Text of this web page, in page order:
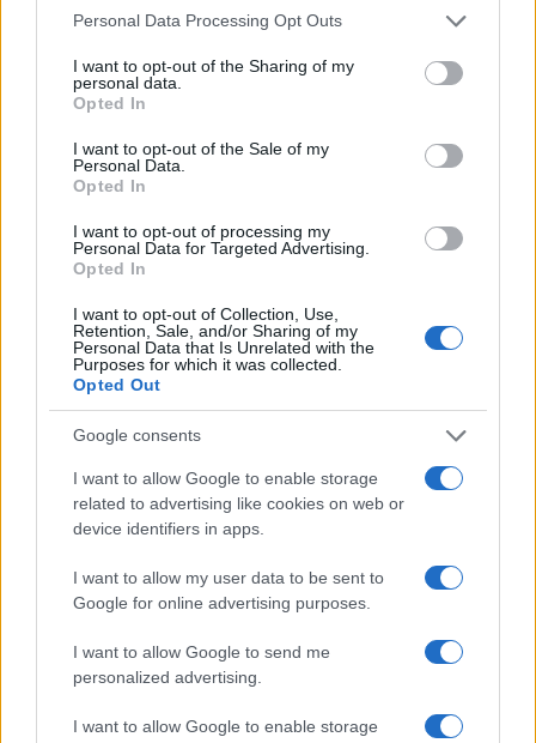
Please note that this website/app uses one or more Google
not limited to your visit or usage behaviour. You may click to
grant or deny consent to Google and its third-party tags to
use your data for below specified purposes in below Google
consent section.
Personal Data Processing Opt Outs
I want to opt-out of the Sharing of my
personal data.
Opted In
I want to opt-out of the Sale of my
Personal Data.
Opted In
I want to opt-out of processing my
Personal Data for Targeted Advertising.
Opted In
I want to opt-out of Collection, Use,
Retention, Sale, and/or Sharing of my
Personal Data that Is Unrelated with the
Purposes for which it was collected.
Opted Out
Google consents
I want to allow Google to enable storage
related to advertising like cookies on web or
device identifiers in apps.
I want to allow my user data to be sent to
Google for online advertising purposes.
I want to allow Google to send me
personalized advertising.
I want to allow Google to enable storage
Χρηματοδότηση 8 εκατ.
ευρώ σε 843 μέσα
πενταετές πρόγραμμα
ενίσχυσης του Τύπου
Metlen: Ρεκόρ EBITDA στο
α' εξάμηνο, στα 550 εκατ.
Το FIAT 500 Hybrid τώρα
από 18.990 ευρώ
συνεχίζουν μαζί: Ανανέωση
της συνεργασίας τους μέχρι
το 2028